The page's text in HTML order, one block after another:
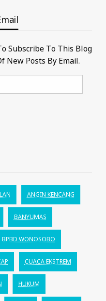
Subscribe To This Blog
New Posts By Email.
ANGIN KENCANG
BANYUMAS
BPBD WONOSOBO
CUACA EKSTREM
HUKUM